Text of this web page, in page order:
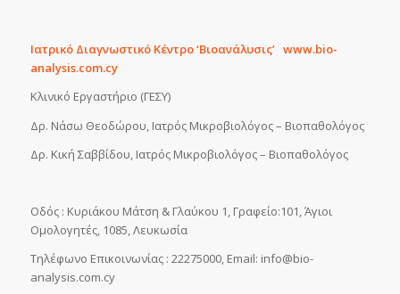
Ιατρικό Διαγνωστικό Κέντρο ‘Βιοανάλυσις’ www.bio-
analysis.com.cy
Κλινικό Εργαστήριο (ΓΕΣΥ)
Δρ. Νάσω Θεοδώρου, Ιατρός Μικροβιολόγος – Βιοπαθολόγος
Δρ. Κική Σαββίδου, Ιατρός Μικροβιολόγος – Βιοπαθολόγος
Οδός : Κυριάκου Μάτση & Γλαύκου 1, Γραφείο:101, Άγιοι
Ομολογητές, 1085, Λευκωσία
Τηλέφωνο Επικοινωνίας : 22275000, Εmail: info@bio-
analysis.com.cy